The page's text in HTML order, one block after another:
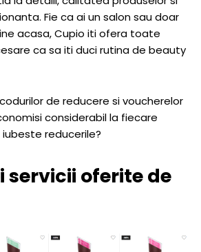
Fie ca ai un salon sau doar
acasa, Cupio iti ofera toate
ca sa iti duci rutina de beauty
de reducere si voucherelor
considerabil la fiecare
reducerile?
servicii oferite de